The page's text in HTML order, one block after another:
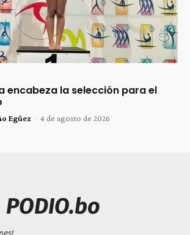
encabeza la selección para el
Egüez - 4 de agosto de 2026
PODIO.bo